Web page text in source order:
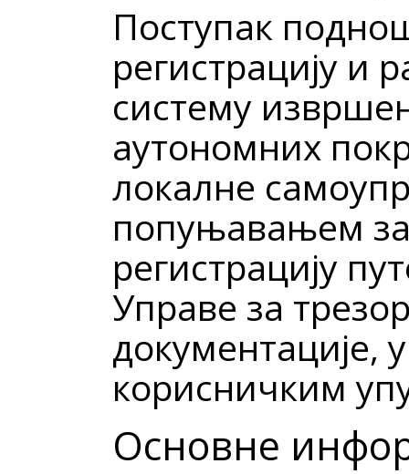
Поступак
регистрацију и
систему
аутономних
локалне
попуњавањем
регистрацију
Управе за
документације,
корисничким
Основне